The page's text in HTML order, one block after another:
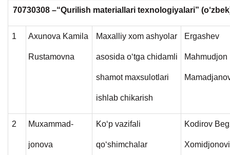
70730308 –“Qurilish materiallari texnologiyalari”
1 Axunova Kamila
Rustamovna
Maxalliy xom ashyolar
asosida o‘tga chidamli
shamot maxsulotlari
ishlab chikarish
Ergashev
Mahmudjon
2 Muxammad-
jonova
Ko‘p vazifali
qo‘shimchalar
Kodirov